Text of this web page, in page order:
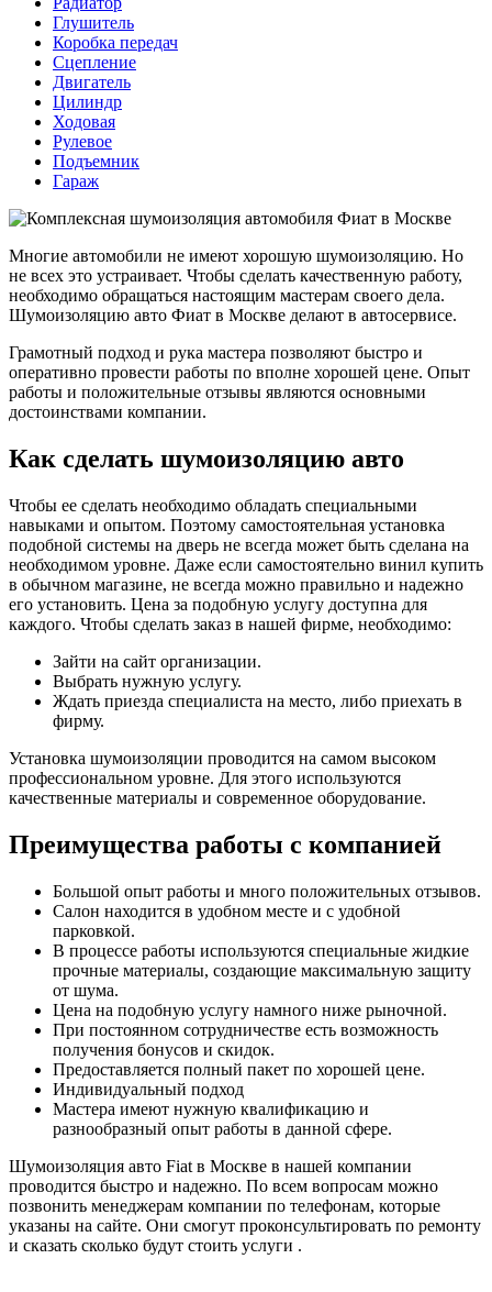
Глушитель
Коробка передач
Сцепление
Двигатель
Цилиндр
Ходовая
Рулевое
Подъемник
Гараж
Многие автомобили не имеют хорошую шумоизоляцию. Но
не всех это устраивает. Чтобы сделать качественную работу,
необходимо обращаться настоящим мастерам своего дела.
Шумоизоляцию авто Фиат в Москве делают в автосервисе.
Грамотный подход и рука мастера позволяют быстро и
оперативно провести работы по вполне хорошей цене. Опыт
работы и положительные отзывы являются основными
достоинствами компании.
Как сделать шумоизоляцию авто
Чтобы ее сделать необходимо обладать специальными
навыками и опытом. Поэтому самостоятельная установка
подобной системы на дверь не всегда может быть сделана на
необходимом уровне. Даже если самостоятельно винил купить
в обычном магазине, не всегда можно правильно и надежно
его установить. Цена за подобную услугу доступна для
каждого. Чтобы сделать заказ в нашей фирме, необходимо:
Зайти на сайт организации.
Выбрать нужную услугу.
Ждать приезда специалиста на место, либо приехать в
фирму.
Установка шумоизоляции проводится на самом высоком
профессиональном уровне. Для этого используются
качественные материалы и современное оборудование.
Преимущества работы с компанией
Большой опыт работы и много положительных отзывов.
Салон находится в удобном месте и с удобной
парковкой.
В процессе работы используются специальные жидкие
прочные материалы, создающие максимальную защиту
от шума.
Цена на подобную услугу намного ниже рыночной.
При постоянном сотрудничестве есть возможность
получения бонусов и скидок.
Предоставляется полный пакет по хорошей цене.
Индивидуальный подход
Мастера имеют нужную квалификацию и
разнообразный опыт работы в данной сфере.
Шумоизоляция авто Fiat в Москве в нашей компании
проводится быстро и надежно. По всем вопросам можно
позвонить менеджерам компании по телефонам, которые
указаны на сайте. Они смогут проконсультировать по ремонту
и сказать сколько будут стоить услуги .